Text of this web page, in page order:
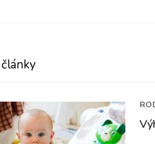
články